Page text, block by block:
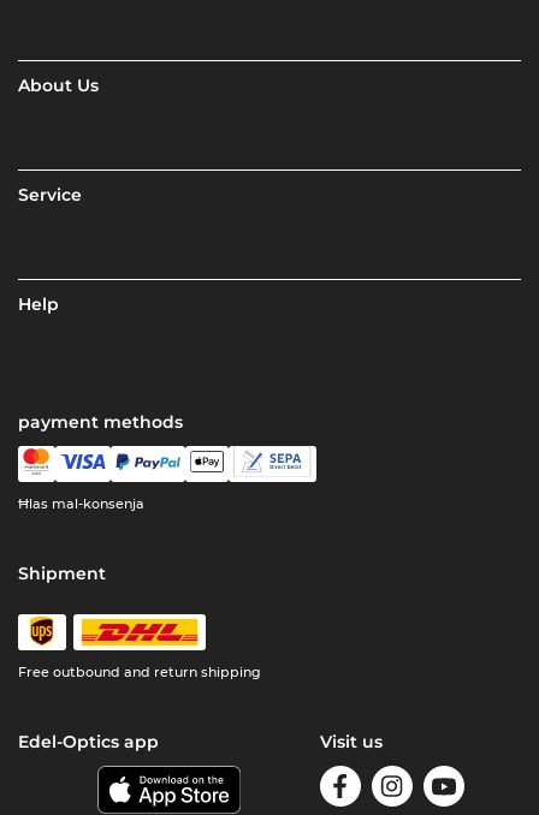
About Us
Service
Help
payment methods
Ħlas mal-konsenja
Shipment
Free outbound and return shipping
Edel-Optics app Visit us